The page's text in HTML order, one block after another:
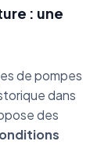
: une
de pompes
dans
des